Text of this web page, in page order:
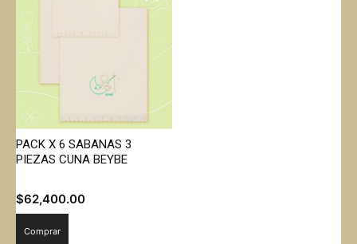
PACK X 6 SABANAS 3
PIEZAS CUNA BEYBE
$62,400.00
Comprar